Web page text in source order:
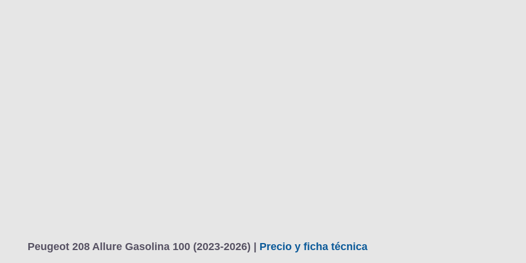
Peugeot 208 Allure Gasolina 100 (2023-2026) | Precio y ficha técnica